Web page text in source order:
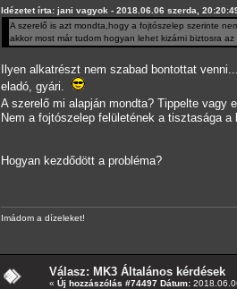
Idézetet írta: jani vagyok - 2018.06.06 szerda,
A szerelő is azt mondta,hogy a fojtószelep szerinte
akkor most már tudom hogyan lehet kizárni biztosra
Ilyen alkatrészt nem szabad bontottat
eladó, gyári.
A szerelő mi alapján mondta? Tippelte
Nem a fojtószelep felületének a tisztasága
Hogyan kezdődött a probléma?
Imádom a dízeleket!
Válasz: MK3 Általános kérdések
« Új hozzászólás #74497 Dátum: